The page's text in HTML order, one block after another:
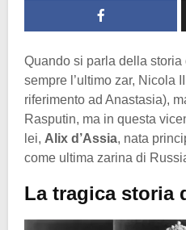
Quando si parla della
sempre l’ultimo zar, Nicola
riferimento ad Anastasia),
Rasputin, ma in questa
lei, Alix d’Assia, nata
come ultima zarina di
La tragica storia